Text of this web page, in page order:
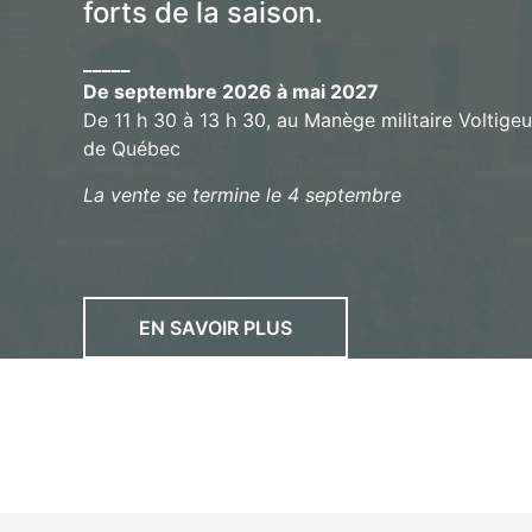
forts de la saison.
De septembre 2026 à mai 2027
De 11 h 30 à 13 h 30, au Manège militaire
de Québec
La vente se termine le 4 septembre
EN SAVOIR PLUS